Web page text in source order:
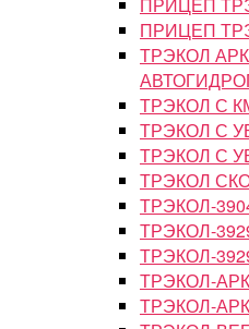
ПРИЦЕП
ТРЭКОЛ
ТРЭКОЛ С
ТРЭКОЛ С
ТРЭКОЛ С
ТРЭКОЛ
ТРЭКОЛ-
ТРЭКОЛ-
ТРЭКОЛ-
ТРЭКОЛ-
ТРЭКОЛ-